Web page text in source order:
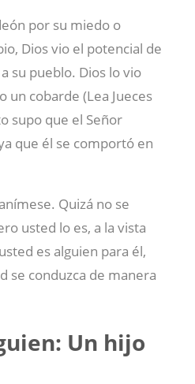
por su miedo o
Dios vio el potencial de
su pueblo. Dios lo vio
un cobarde (Lea Jueces
supo que el Señor
que él se comportó en
Quizá no se
usted lo es, a la vista
es alguien para él,
se conduzca de manera
Un hijo